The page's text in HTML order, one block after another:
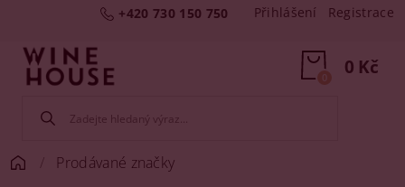
+420 730 150 750 Přihlášení Registrace
0 Kč
0
Prodávané značky